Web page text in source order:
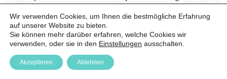
haben nun einen Rechtsanspruch auf Zugang zu
amtlichen Informationen – auch auf kommunaler
Ebene. Für Städte und Gemeinden...
...weiterlesen
Wir verwenden Cookies, um Ihnen die bestmögliche Erfahrung
auf unserer Website zu bieten.
Sie können mehr darüber erfahren, welche Cookies wir
verwenden, oder sie in den Einstellungen ausschalten.
Akzeptieren Ablehnen